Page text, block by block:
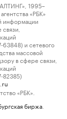
1995–
«РБК»
информации
и сетевого
массовой
в сфере связи,
82385)
«РБК».
биржа